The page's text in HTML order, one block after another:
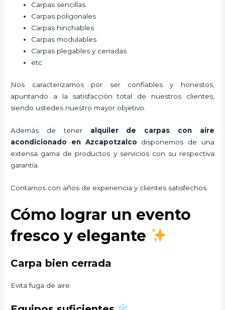
Carpas sencillas
Carpas poligonales
Carpas hinchables
Carpas modulables
Carpas plegables y cerradas
etc
Nos caracterizamos por ser confiables y honestos,
apuntando a la satisfacción total de nuestros clientes,
siendo ustedes nuestro mayor objetivo.
Además de tener alquiler de carpas con aire
acondicionado
en Azcapotzalco disponemos de una
extensa gama de productos y servicios con su respectiva
garantía.
Contamos con años de experiencia y clientes satisfechos.
Cómo lograr un evento
fresco y elegante
Carpa bien cerrada
Evita fuga de aire.